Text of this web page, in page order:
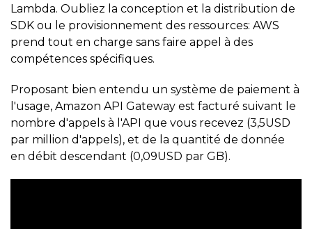
Lambda. Oubliez la conception et la distribution de
SDK ou le provisionnement des ressources: AWS
prend tout en charge sans faire appel à des
compétences spécifiques.
Proposant bien entendu un système de paiement à
l'usage, Amazon API Gateway est facturé suivant le
nombre d'appels à l'API que vous recevez (3,5USD
par million d'appels), et de la quantité de donnée
en débit descendant (0,09USD par GB).